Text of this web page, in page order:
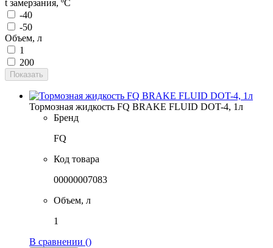
t замерзания, ºC
-40
-50
Объем, л
1
200
Показать
Тормозная жидкость FQ BRAKE FLUID DOT-4, 1л
Бренд
FQ
Код товара
00000007083
Объем, л
1
В сравнении ()